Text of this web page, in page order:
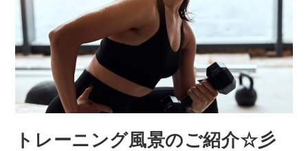
トレーニング風景のご紹介☆彡